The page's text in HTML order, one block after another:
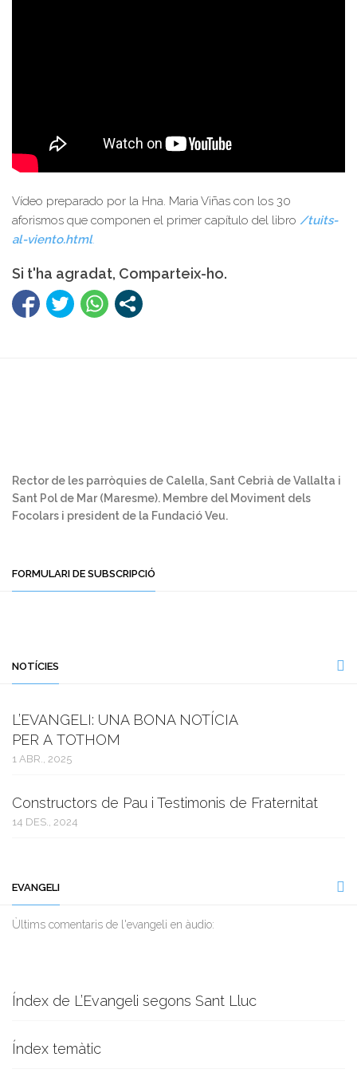
Vídeo preparado por la Hna. Maria Viñas con los 30
aforismos que componen el primer capítulo del libro /tuits-
al-viento.html.
Si t'ha agradat, Comparteix-ho.
Rector de les parròquies de Calella, Sant Cebrià de Vallalta i
Sant Pol de Mar (Maresme). Membre del Moviment dels
Focolars i president de la Fundació Veu.
FORMULARI DE SUBSCRIPCIÓ
NOTÍCIES
L’EVANGELI: UNA BONA NOTÍCIA
PER A TOTHOM
1 ABR., 2025
Constructors de Pau i Testimonis de Fraternitat
14 DES., 2024
EVANGELI
Ùltims comentaris de l'evangeli en àudio:
Índex de L’Evangeli segons Sant Lluc
Índex temàtic